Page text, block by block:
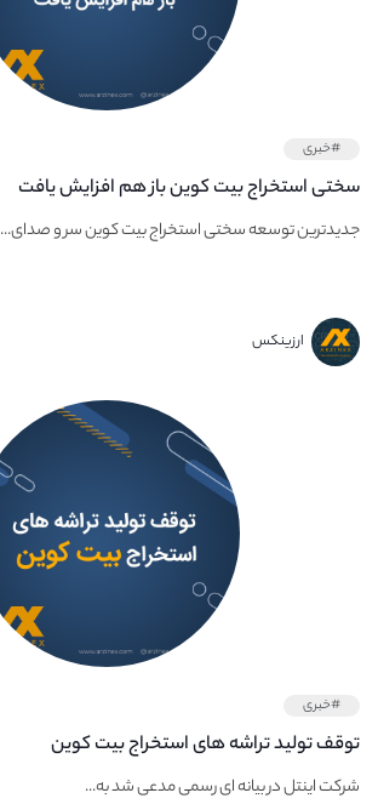
#خبری
سختی استخراج بیت کوین باز هم افزایش یافت
جدیدترین توسعه سختی استخراج بیت کوین سر و صدای...
ارزینکس
#خبری
توقف تولید تراشه‌ های استخراج بیت‌ کوین
شرکت اینتل در بیانه ای رسمی مدعی شد به...